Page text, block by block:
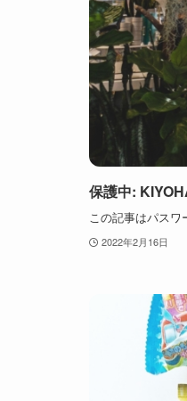
保護中:
この記事はパス
2022年2月16日